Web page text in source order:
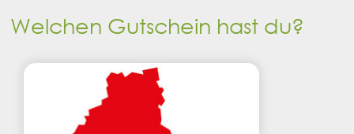
Welchen Gutschein hast du?